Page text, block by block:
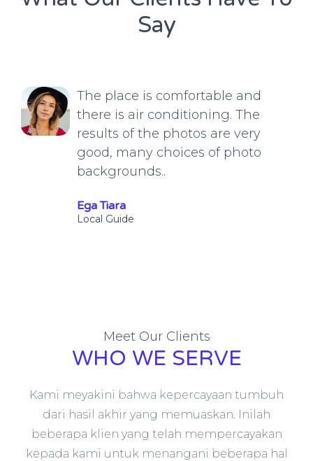
Say
The place is comfortable and
there is air conditioning. The
results of the photos are very
good, many choices of photo
backgrounds..
Ega Tiara
Local Guide
Meet Our Clients
WHO WE SERVE
Kami meyakini bahwa kepercayaan tumbuh
dari hasil akhir yang memuaskan. Inilah
beberapa klien yang telah mempercayakan
kepada kami untuk menangani beberapa hal